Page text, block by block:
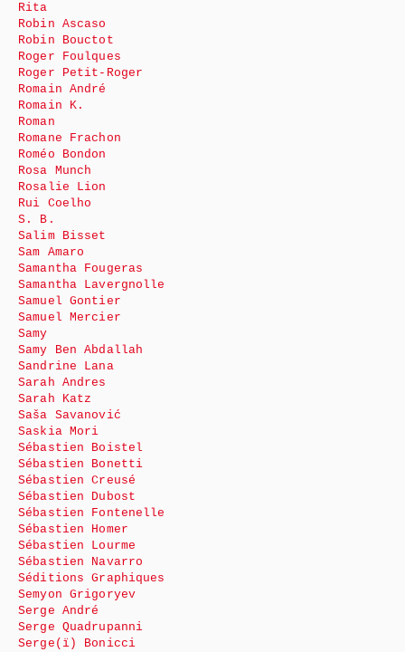
Rita
Robin Ascaso
Robin Bouctot
Roger Foulques
Roger Petit-Roger
Romain André
Romain K.
Roman
Romane Frachon
Roméo Bondon
Rosa Munch
Rosalie Lion
Rui Coelho
S. B.
Salim Bisset
Sam Amaro
Samantha Fougeras
Samantha Lavergnolle
Samuel Gontier
Samuel Mercier
Samy
Samy Ben Abdallah
Sandrine Lana
Sarah Andres
Sarah Katz
Saša Savanović
Saskia Mori
Sébastien Boistel
Sébastien Bonetti
Sébastien Creusé
Sébastien Dubost
Sébastien Fontenelle
Sébastien Homer
Sébastien Lourme
Sébastien Navarro
Séditions Graphiques
Semyon Grigoryev
Serge André
Serge Quadrupanni
Serge(ï) Bonicci